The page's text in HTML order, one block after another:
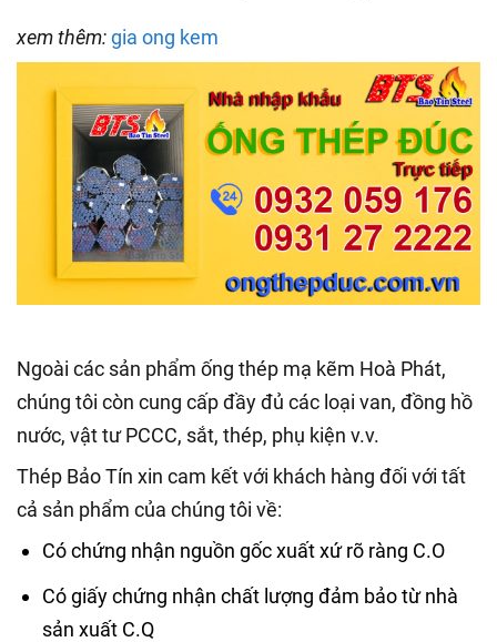
xem thêm:gia ong kem
Ngoài các sản phẩm ống thép mạ kẽm Hoà Phát,
chúng tôi còn cung cấp đầy đủ các loại van, đồng hồ
nước, vật tư PCCC, sắt, thép, phụ kiện v.v.
Thép Bảo Tín xin cam kết với khách hàng đối với tất
cả sản phẩm của chúng tôi về:
Có chứng nhận nguồn gốc xuất xứ rõ ràng C.O
Có giấy chứng nhận chất lượng đảm bảo từ nhà
sản xuất C.Q